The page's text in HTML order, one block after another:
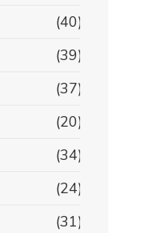
(40)
(39)
(37)
(20)
(34)
(24)
(31)